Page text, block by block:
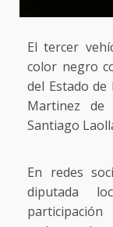
El tercer
color negro
del Estado de
Martinez
Santiago
En redes
diputada